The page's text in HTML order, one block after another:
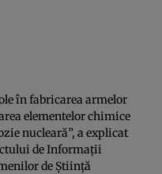
în fabricarea armelor
elementelor chimice
nucleară”, a explicat
de Informații
de Știință